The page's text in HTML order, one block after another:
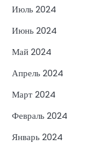
Июль 2024
Июнь 2024
Май 2024
Апрель 2024
Март 2024
Февраль 2024
Январь 2024